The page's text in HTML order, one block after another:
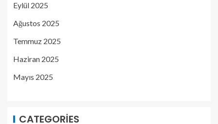
Eylül 2025
Ağustos 2025
Temmuz 2025
Haziran 2025
Mayıs 2025
CATEGORIES